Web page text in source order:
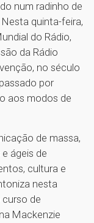
num radinho de
quinta-feira,
do Rádio,
da Rádio
no século
por
aos modos de
de massa,
ágeis de
cultura e
nesta
de
Mackenzie